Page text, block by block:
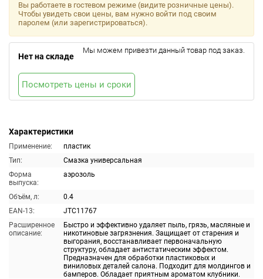
Характеристики
Применение:
пластик
Тип:
Смазка универсальная
Форма
выпуска:
аэрозоль
Объём, л:
0.4
EAN-13:
JTC11767
Расширенное
описание:
Быстро и эффективно удаляет пыль, грязь, масляные и
никотиновые загрязнения. Защищает от старения и
выгорания, восстанавливает первоначальную
структуру, обладает антистатическим эффектом.
Предназначен для обработки пластиковых и
виниловых деталей салона. Подходит для молдингов и
бамперов. Обладает приятным ароматом клубники.
Вы работаете в гостевом режиме (видите розничные цены).
Чтобы увидеть свои цены, вам нужно войти под своим
паролем (или зарегистрироваться).
Нет на складе
Мы можем привезти данный товар под заказ.
Посмотреть цены и сроки